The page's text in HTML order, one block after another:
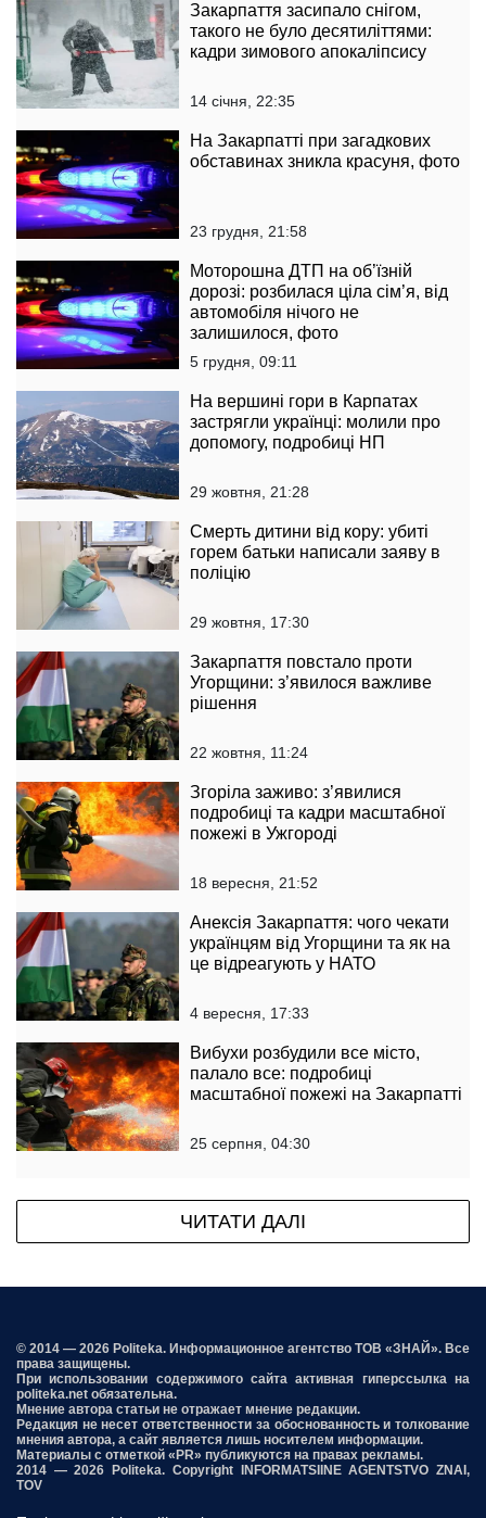
Закарпаття засипало снігом,
такого не було десятиліттями:
кадри зимового апокаліпсису
14 січня, 22:35
На Закарпатті при загадкових
обставинах зникла красуня, фото
23 грудня, 21:58
Моторошна ДТП на об’їзній
дорозі: розбилася ціла сім’я, від
автомобіля нічого не
залишилося, фото
5 грудня, 09:11
На вершині гори в Карпатах
застрягли українці: молили про
допомогу, подробиці НП
29 жовтня, 21:28
Смерть дитини від кору: убиті
горем батьки написали заяву в
поліцію
29 жовтня, 17:30
Закарпаття повстало проти
Угорщини: з’явилося важливе
рішення
22 жовтня, 11:24
Згоріла заживо: з’явилися
подробиці та кадри масштабної
пожежі в Ужгороді
18 вересня, 21:52
Анексія Закарпаття: чого чекати
українцям від Угорщини та як на
це відреагують у НАТО
4 вересня, 17:33
Вибухи розбудили все місто,
палало все: подробиці
масштабної пожежі на Закарпатті
25 серпня, 04:30
ЧИТАТИ ДАЛІ
© 2014 — 2026 Politeka. Информационное агентство ТОВ «ЗНАЙ». Все
права защищены.
При использовании содержимого сайта активная гиперссылка на
politeka.net обязательна.
Мнение автора статьи не отражает мнение редакции.
Редакция не несет ответственности за обоснованность и толкование
мнения автора, а сайт является лишь носителем информации.
Материалы с отметкой «PR» публикуются на правах рекламы.
2014 — 2026 Politeka. Copyright INFORMATSIINE AGENTSTVO ZNAI,
TOV